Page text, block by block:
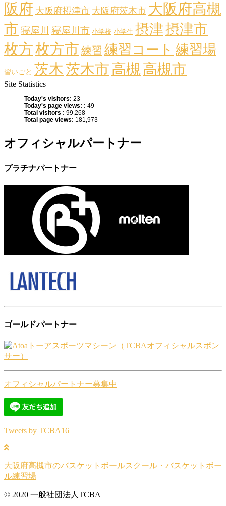
阪府 大阪府摂津市 大阪府茨木市 大阪府高槻
市 寝屋川 寝屋川市 小学校 小学生 摂津摂津市
枚方枚方市 練習 練習コート 練習場
習いごと 茨木茨木市高槻高槻市
Site Statistics
Today's visitors: 23
Today's page views: : 49
Total visitors : 99,268
Total page views: 181,973
オフィシャルパートナー
プラチナパートナー
ゴールドパートナー
オフィシャルパートナー募集中
Tweets by TCBA16
大阪府高槻市のバスケットボールスクール・バスケットボー
ル練習場
© 2020 一般社団法人TCBA